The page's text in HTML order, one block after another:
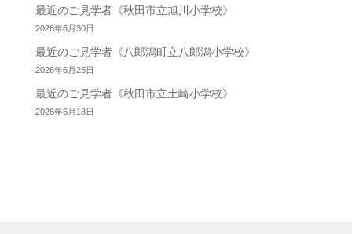
最近のご見学者《秋田市立旭川小学校》
2026年6月30日
最近のご見学者《八郎潟町立八郎潟小学校》
2026年6月25日
最近のご見学者《秋田市立土崎小学校》
2026年6月18日